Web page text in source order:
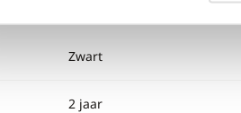
Zwart
2 jaar